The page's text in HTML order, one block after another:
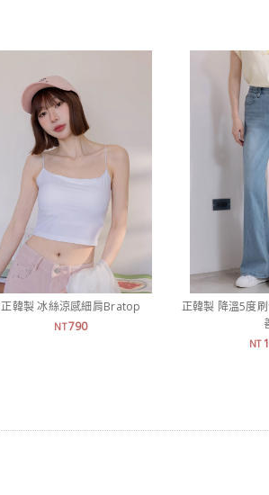
正韓製 冰絲涼感細肩Bratop
NT790
正韓製 降溫5度
NT